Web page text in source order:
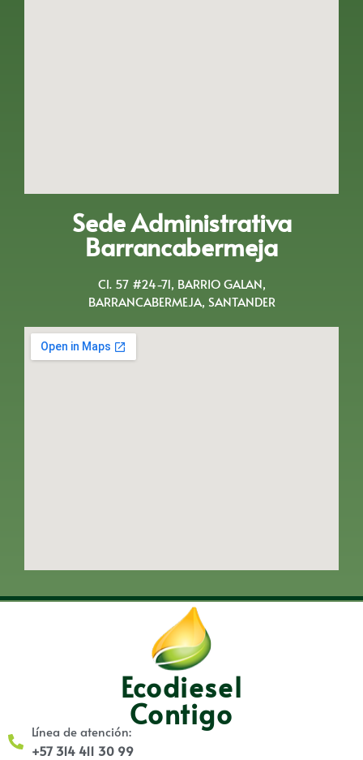
Sede Administrativa
Barrancabermeja
Cl. 57 #24-71, BARRIO GALAN,
BARRANCABERMEJA, SANTANDER
Ecodiesel
Contigo
Línea de atención:
+57 314 411 30 99